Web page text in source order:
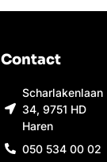
Contact
Scharlakenlaan
34, 9751 HD
Haren
050 534 00 02